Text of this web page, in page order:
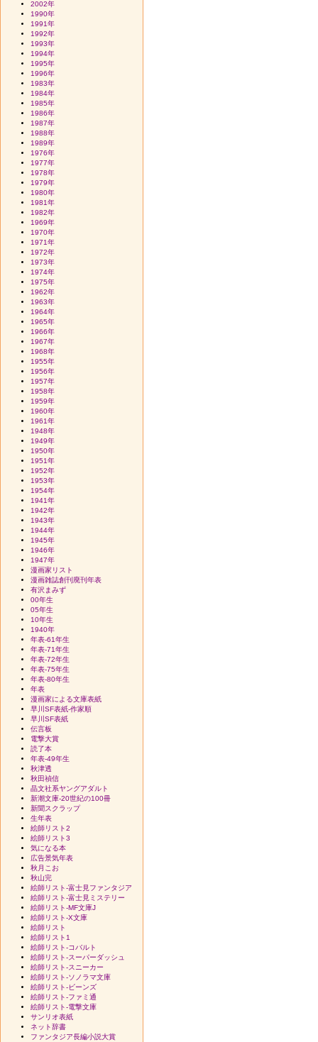
2002年
1990年
1991年
1992年
1993年
1994年
1995年
1996年
1983年
1984年
1985年
1986年
1987年
1988年
1989年
1976年
1977年
1978年
1979年
1980年
1981年
1982年
1969年
1970年
1971年
1972年
1973年
1974年
1975年
1962年
1963年
1964年
1965年
1966年
1967年
1968年
1955年
1956年
1957年
1958年
1959年
1960年
1961年
1948年
1949年
1950年
1951年
1952年
1953年
1954年
1941年
1942年
1943年
1944年
1945年
1946年
1947年
漫画家リスト
漫画雑誌創刊廃刊年表
有沢まみず
00年生
05年生
10年生
1940年
年表-61年生
年表-71年生
年表-72年生
年表-75年生
年表-80年生
年表
漫画家による文庫表紙
早川SF表紙-作家順
早川SF表紙
伝言板
電撃大賞
読了本
年表-49年生
秋津透
秋田禎信
晶文社系ヤングアダルト
新潮文庫-20世紀の100冊
新聞スクラップ
生年表
絵師リスト2
絵師リスト3
気になる本
広告景気年表
秋月こお
秋山完
絵師リスト-富士見ファンタジア
絵師リスト-富士見ミステリー
絵師リスト-MF文庫J
絵師リスト-X文庫
絵師リスト
絵師リスト1
絵師リスト-コバルト
絵師リスト-スーパーダッシュ
絵師リスト-スニーカー
絵師リスト-ソノラマ文庫
絵師リスト-ビーンズ
絵師リスト-ファミ通
絵師リスト-電撃文庫
サンリオ表紙
ネット辞書
ファンタジア長編小説大賞